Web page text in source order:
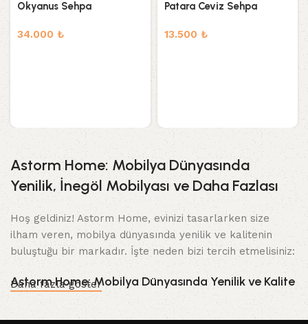
Okyanus Sehpa
34.000 ₺
Patara Ceviz Sehpa
13.500 ₺
Astorm Home: Mobilya Dünyasında
Yenilik, İnegöl Mobilyası ve Daha Fazlası
Hoş geldiniz! Astorm Home, evinizi tasarlarken size
ilham veren, mobilya dünyasında yenilik ve kalitenin
buluştuğu bir markadır. İşte neden bizi tercih etmelisiniz:
Astorm Home: Mobilya Dünyasında Yenilik ve Kalite
Evinizi özel ve konforlu hale getirme zamanı geldi.
Daha fazla göster